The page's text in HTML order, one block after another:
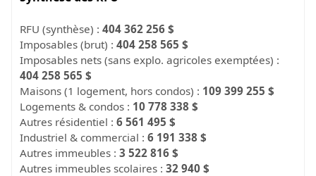
RFU (synthèse) :404 362 256 $
Imposables (brut) :404 258 565 $
Imposables nets (sans explo. agricoles exemptées) :
404 258 565 $
Maisons (1 logement, hors condos) : 109 399 255 $
Logements & condos : 10 778 338 $
Autres résidentiel :6 561 495 $
Industriel & commercial :6 191 338 $
Autres immeubles :3 522 816 $
Autres immeubles scolaires :32 940 $